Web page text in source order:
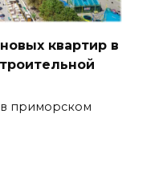
квартир в
в приморском